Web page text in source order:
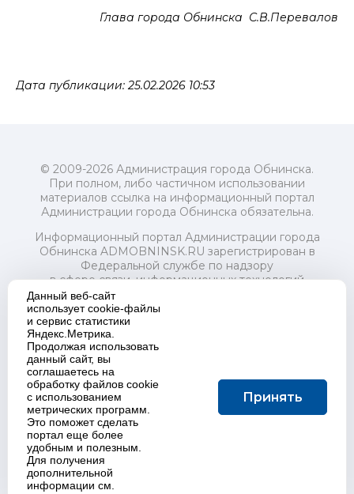
Глава города Обнинска С.В.Перевалов
Дата публикации: 25.02.2026 10:53
© 2009-2026 Администрация города Обнинска.
При полном, либо частичном использовании
материалов ссылка на информационный портал
Администрации города Обнинска обязательна.
Информационный портал Администрации города
Обнинска ADMOBNINSK.RU зарегистрирован в
Федеральной службе по надзору
в сфере связи, информационных технологий
и массовых коммуникаций (Роскомнадзор) 24 июля
2018 года.
Свидетельство о регистрации Эл № ФС77-73321
Учредитель: Администрация (исполнительно-
распорядительный орган) городского округа "Город
Обнинск". Главный редактор: Байкова Е.А.
Адрес электронной почты Редакции:
redactor@admobninsk.ru
Телефон Редакции: +7 (484) 395-85-85
Настоящий ресурс содержит материалы 18+
Политика в отношении обработки персональных
Данный веб-сайт
использует cookie-файлы
и сервис статистики
Яндекс.Метрика.
Продолжая использовать
данный сайт, вы
соглашаетесь на
обработку файлов cookie
с использованием
метрических программ.
Это поможет сделать
портал еще более
удобным и полезным.
Для получения
дополнительной
информации см.
Принять